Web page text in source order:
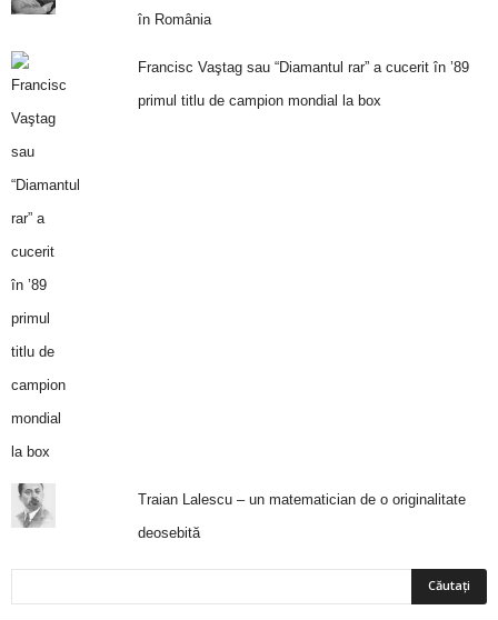
în România
Francisc Vaştag sau “Diamantul rar” a cucerit în ’89
primul titlu de campion mondial la box
Traian Lalescu – un matematician de o originalitate
deosebită